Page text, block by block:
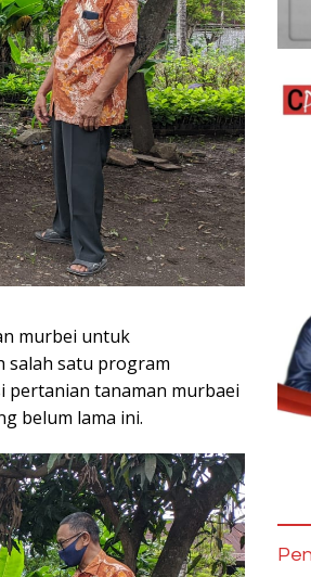
murbei untuk
salah satu program
pertanian tanaman murbaei
belum lama ini.